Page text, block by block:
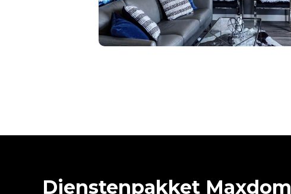
Dienstenpakket Maxdom